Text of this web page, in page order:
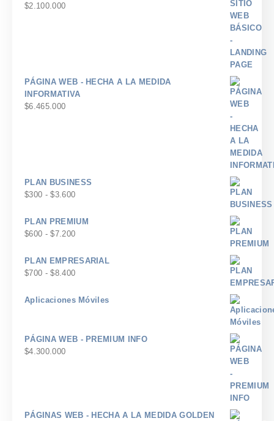
$2.100.000
PÁGINA WEB - HECHA A LA MEDIDA
INFORMATIVA
$6.465.000
PLAN BUSINESS
$300 - $3.600Rango
precios:
desde
PLAN PREMIUM
$600 - $7.200Rango
precios:
desde
hasta
PLAN EMPRESARIAL
$700 - $8.400Rango
precios:
Aplicaciones Móviles
PÁGINA WEB - PREMIUM INFO
$4.300.000
PÁGINAS WEB - HECHA A LA MEDIDA GOLDEN